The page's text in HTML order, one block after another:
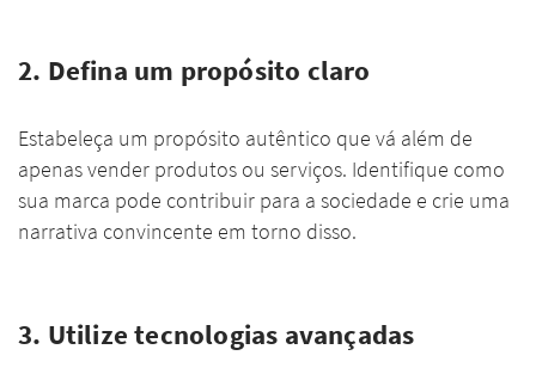
2. Defina um propósito claro
Estabeleça um propósito autêntico que vá além de
apenas vender produtos ou serviços. Identifique como
sua marca pode contribuir para a sociedade e crie uma
narrativa convincente em torno disso.
3. Utilize tecnologias avançadas